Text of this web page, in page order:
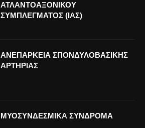
ΑΤΛΑΝΤΟΑΞΟΝΙΚΟΥ
ΣΥΜΠΛΕΓΜΑΤΟΣ (ΙΑΣ)
ΑΝΕΠΑΡΚΕΙΑ ΣΠΟΝΔΥΛΟΒΑΣΙΚΗΣ
ΑΡΤΗΡΙΑΣ
ΜΥΟΣΥΝΔΕΣΜΙΚΑ ΣΥΝΔΡΟΜΑ